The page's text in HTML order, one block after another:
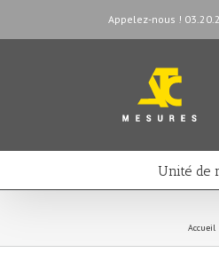
Appelez-nous !
Unité de
Accueil